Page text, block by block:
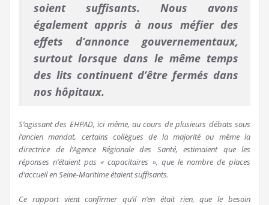
soient suffisants. Nous avons
également appris à nous méfier des
effets d’annonce gouvernementaux,
surtout lorsque dans le même temps
des lits continuent d’être fermés dans
nos hôpitaux.
S’agissant des EHPAD, ici même, au cours de plusieurs débats sous
l’ancien mandat, certains collègues de la majorité ou même la
directrice de l’Agence Régionale des Santé, estimaient que les
réponses n’étaient pas « capacitaires », que le nombre de places
d’accueil en Seine-Maritime étaient suffisants.
Ce rapport vient confirmer qu’il n’en était rien, que le besoin